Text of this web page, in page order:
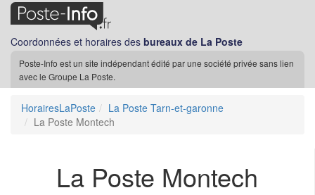
Coordonnées et horaires des bureaux de La Poste
Poste-Info est un site indépendant édité par une société privée sans lien
avec le Groupe La Poste.
HorairesLaPoste
La Poste Tarn-et-garonne
La Poste Montech
La Poste Montech